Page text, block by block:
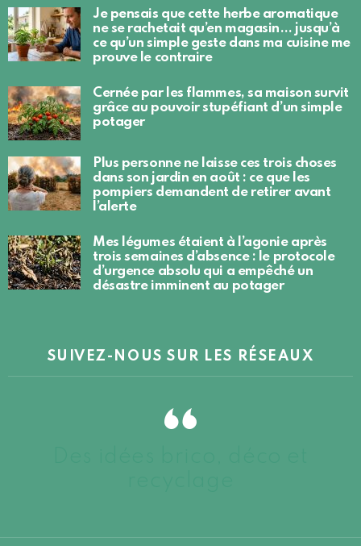
Je pensais que cette herbe aromatique
ne se rachetait qu’en magasin… jusqu’à
ce qu’un simple geste dans ma cuisine me
prouve le contraire
Cernée par les flammes, sa maison survit
grâce au pouvoir stupéfiant d’un simple
potager
Plus personne ne laisse ces trois choses
dans son jardin en août : ce que les
pompiers demandent de retirer avant
l’alerte
Mes légumes étaient à l’agonie après
trois semaines d’absence : le protocole
d’urgence absolu qui a empêché un
désastre imminent au potager
SUIVEZ-NOUS SUR LES RÉSEAUX